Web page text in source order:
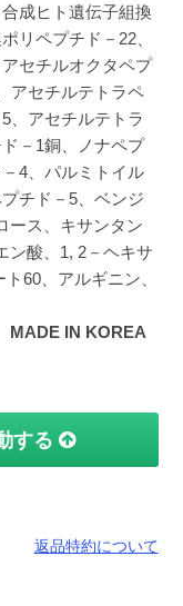
成ヒト遺伝子組換
リペプチド－22、
セチルオクタペプ
アセチルテトラペ
、アセチルテトラ
－1銅、ノナペプ
4、パルミトイル
チド－5、ベンジ
ース、キサンタン
ン酸、1, 2－ヘキサ
60、アルギニン、
MADE IN KOREA
する
返品特約について